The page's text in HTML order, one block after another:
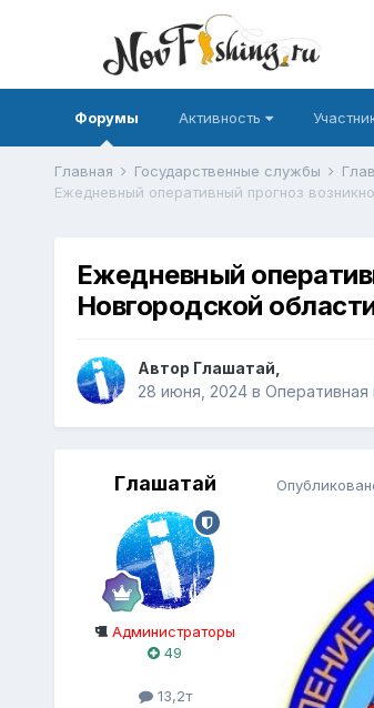
Форумы Активность
Главная Государственные службы
Ежедневный
Новгородской
Автор Глашатай
28 июня, 2024в Оперативная
Глашатай
Администраторы
49
13,2т